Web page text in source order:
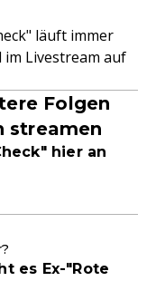
läuft immer
im Livestream auf
Folgen
streamen
hier an
es Ex-"Rote